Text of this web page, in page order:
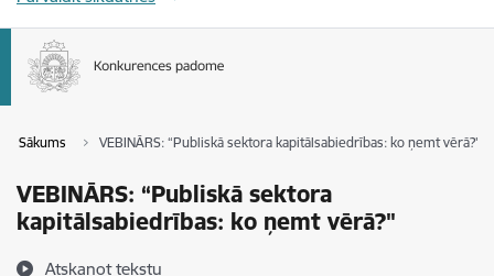
Sākums VEBINĀRS: “Publiskā sektora kapitālsabiedrības: ko ņemt vērā?"
VEBINĀRS: “Publiskā sektora
kapitālsabiedrības: ko ņemt vērā?"
Atskaņot tekstu